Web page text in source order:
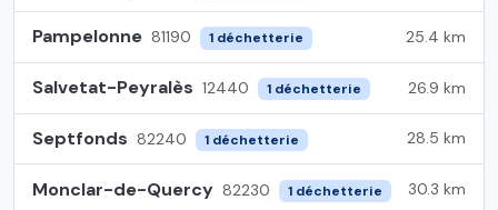
Pampelonne 81190 1 déchetterie 25.4 km
Salvetat-Peyralès 12440 1 déchetterie 26.9 km
Septfonds 82240 1 déchetterie 28.5 km
Monclar-de-Quercy 82230 1 déchetterie 30.3 km